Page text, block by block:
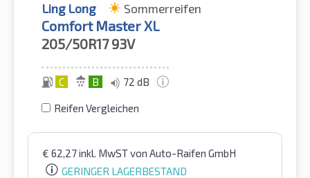
Ling Long Sommerreifen
Comfort Master XL
205/50R17 93V
C B 72 dB
Reifen Vergleichen
€ 62,27inkl. MwSTvon Auto-Raifen GmbH
GERINGER LAGERBESTAND